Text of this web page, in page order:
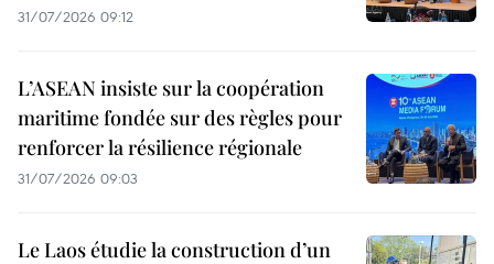
31/07/2026 09:12
L’ASEAN insiste sur la coopération
maritime fondée sur des règles pour
renforcer la résilience régionale
31/07/2026 09:03
Le Laos étudie la construction d’un